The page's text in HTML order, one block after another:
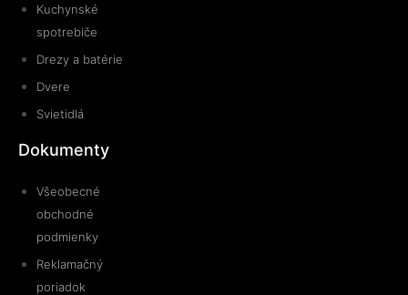
Kuchynské
spotrebiče
Drezy a batérie
Dvere
Svietidlá
Dokumenty
Všeobecné
obchodné
podmienky
Reklamačný
poriadok